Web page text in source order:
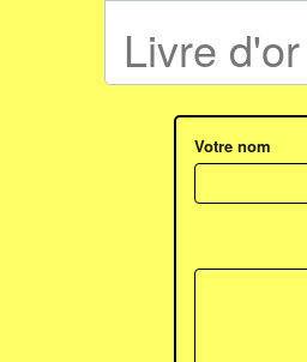
Livre d'or
Votre nom